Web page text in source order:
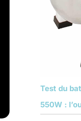
Test du
550W :